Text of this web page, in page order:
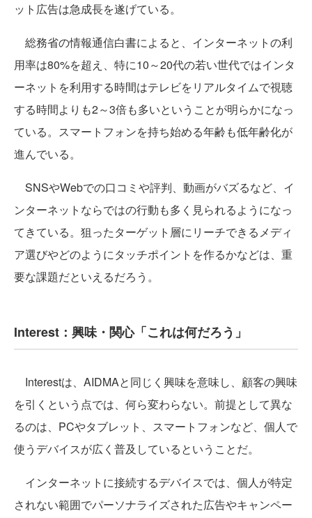
ット広告は急成長を遂げている。
総務省の情報通信白書によると、インターネットの利
用率は80%を超え、特に10～20代の若い世代ではインタ
ーネットを利用する時間はテレビをリアルタイムで視聴
する時間よりも2～3倍も多いということが明らかになっ
ている。スマートフォンを持ち始める年齢も低年齢化が
進んでいる。
SNSやWebでの口コミや評判、動画がバズるなど、イ
ンターネットならではの行動も多く見られるようになっ
てきている。狙ったターゲット層にリーチできるメディ
ア選びやどのようにタッチポイントを作るかなどは、重
要な課題だといえるだろう。
Interest：興味・関心「これは何だろう」
Interestは、AIDMAと同じく興味を意味し、顧客の興味
を引くという点では、何ら変わらない。前提として異な
るのは、PCやタブレット、スマートフォンなど、個人で
使うデバイスが広く普及しているということだ。
インターネットに接続するデバイスでは、個人が特定
されない範囲でパーソナライズされた広告やキャンペー